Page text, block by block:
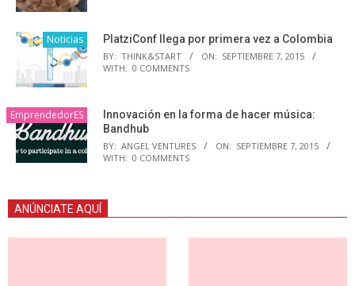
Noticias PlatziConf llega por primera vez a Colombia
BY: THINK&START ON: SEPTIEMBRE 7, 2015
WITH: 0 COMMENTS
EmprendedorES
Innovación en la forma de hacer música:
Bandhub
BY: ANGEL VENTURES ON: SEPTIEMBRE 7, 2015
WITH: 0 COMMENTS
ANÚNCIATE AQUÍ